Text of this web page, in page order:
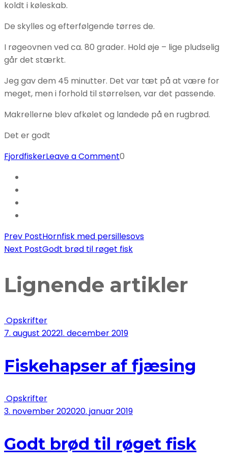
koldt i køleskab.
De skylles og efterfølgende tørres de.
I røgeovnen ved ca. 80 grader. Hold øje – lige pludselig
går det stærkt.
Jeg gav dem 45 minutter. Det var tæt på at være for
meget, men i forhold til størrelsen, var det passende.
Makrellerne blev afkølet og landede på en rugbrød.
Det er godt
FjordfiskerLeave a Commenton
0
Post
Prev PostHornfisk med persillesovs
Next PostGodt brød til røget fisk
Lignende artikler
Opskrifter
7. august 20221. december 2019
Fiskehapser af fjæsing
Opskrifter
3. november 202020. januar 2019
Godt brød til røget fisk